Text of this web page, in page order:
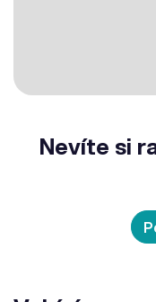
Nevíte si